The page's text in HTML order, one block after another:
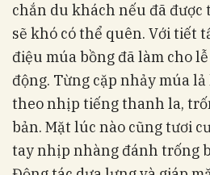
chắn du khách nếu đã
sẽ khó có thể quên. Với tiết
điệu múa bồng đã làm cho
động. Từng cặp nhảy múa
theo nhịp tiếng thanh la,
bản. Mặt lúc nào cũng tươi
tay nhịp nhàng đánh trống